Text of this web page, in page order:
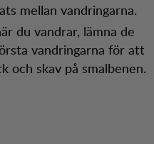
mellan vandringarna.
du vandrar, lämna de
vandringarna för att
och skav på smalbenen.